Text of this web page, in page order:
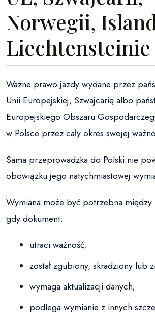
Norwegii,
Liechtensteinie
Ważne prawo jazdy wydane przez
Unii Europejskiej, Szwajcarię albo
Europejskiego Obszaru
w Polsce przez cały okres swojej
Sama przeprowadzka do Polski nie
obowiązku jego natychmiastowej
Wymiana może być potrzebna między
gdy dokument:
utraci ważność;
został zgubiony, skradziony lub
wymaga aktualizacji danych;
podlega wymianie z innych